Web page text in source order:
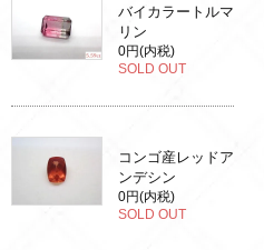
バイカラートルマ
リン
0円(内税)
SOLD OUT
コンゴ産レッドア
ンデシン
0円(内税)
SOLD OUT